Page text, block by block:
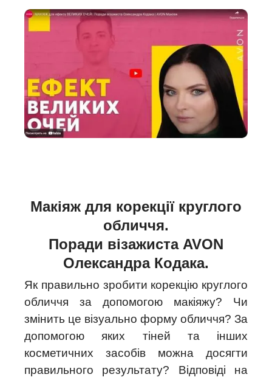
Макіяж для корекції круглого
обличчя.
Поради візажиста AVON
Олександра Кодака.
Як правильно зробити корекцію круглого
обличчя за допомогою макіяжу? Чи
змінить це візуально форму обличчя? За
допомогою яких тіней та інших
косметичних засобів можна досягти
правильного результату? Відповіді на